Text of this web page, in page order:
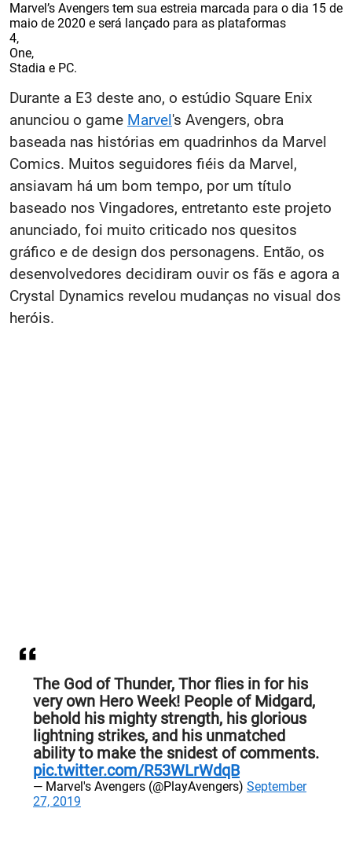
Durante a E3 deste ano, o estúdio Square Enix
anunciou o game Marvel's Avengers, obra
baseada nas histórias em quadrinhos da Marvel
Comics. Muitos seguidores fiéis da Marvel,
ansiavam há um bom tempo, por um título
baseado nos Vingadores, entretanto este projeto
anunciado, foi muito criticado nos quesitos
gráfico e de design dos personagens. Então, os
desenvolvedores decidiram ouvir os fãs e agora a
Crystal Dynamics revelou mudanças no visual dos
heróis.
The God of Thunder, Thor flies in for his
very own Hero Week! People of Midgard,
behold his mighty strength, his glorious
lightning strikes, and his unmatched
ability to make the snidest of comments.
pic.twitter.com/R53WLrWdqB
— Marvel's Avengers (@PlayAvengers) September
27, 2019
Marvel’s Avengers tem sua estreia marcada para o dia 15 de
maio de 2020 e será lançado para as plataformas
4,
One,
Stadia e PC.